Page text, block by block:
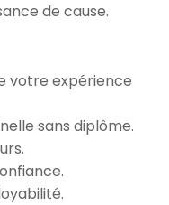
de cause.
votre expérience
sans diplôme.